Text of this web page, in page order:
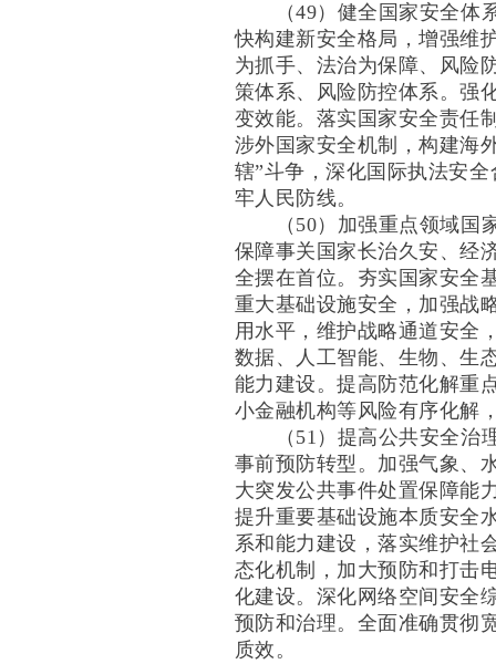
（49）健全国家安全体系
快构建新安全格局，增强维
为抓手、法治为保障、风险
策体系、风险防控体系。强
变效能。落实国家安全责任
涉外国家安全机制，构建海
辖”斗争，深化国际执法安
牢人民防线。
（50）加强重点领域国家
保障事关国家长治久安、经
全摆在首位。夯实国家安全
重大基础设施安全，加强战
用水平，维护战略通道安全
数据、人工智能、生物、生
能力建设。提高防范化解重
小金融机构等风险有序化解
（51）提高公共安全治理
事前预防转型。加强气象、
大突发公共事件处置保障能
提升重要基础设施本质安全
系和能力建设，落实维护社
态化机制，加大预防和打击
化建设。深化网络空间安全
预防和治理。全面准确贯彻
质效。